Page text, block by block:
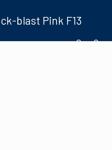
blast Pink F13